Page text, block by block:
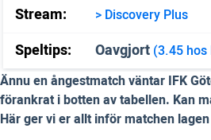
Stream:
> Discovery Plus
Speltips: Oavgjort (3.45 hos
Ännu en ångestmatch väntar IFK
förankrat i botten av tabellen. Kan
Här ger vi er allt inför matchen